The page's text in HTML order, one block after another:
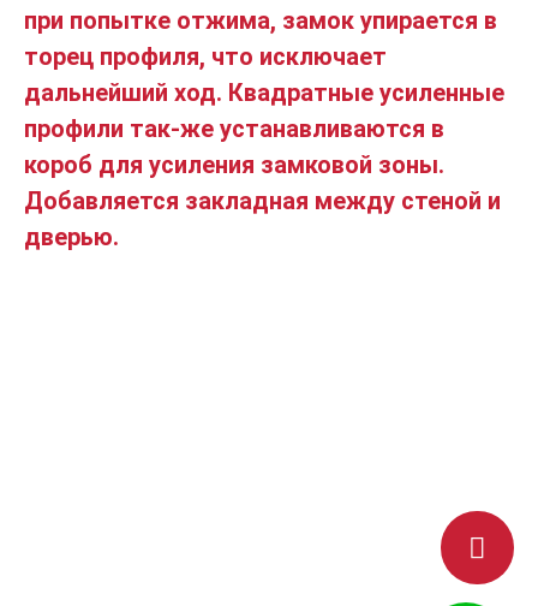
при попытке отжима, замок упирается в
торец профиля, что исключает
дальнейший ход. Квадратные усиленные
профили так-же устанавливаются в
короб для усиления замковой зоны.
Добавляется закладная между стеной и
дверью.